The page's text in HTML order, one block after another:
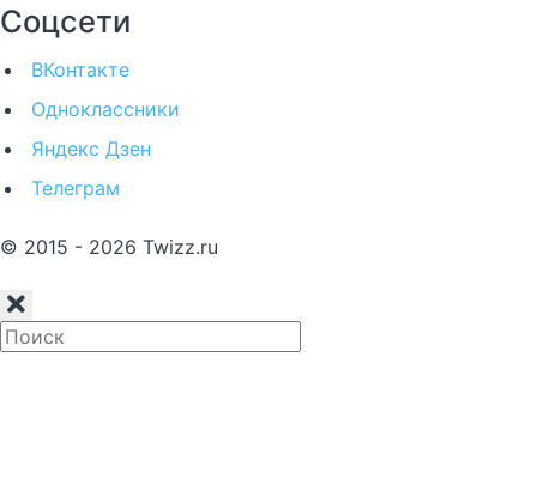
Соцсети
ВКонтакте
Одноклассники
Яндекс Дзен
Телеграм
© 2015 - 2026 Twizz.ru